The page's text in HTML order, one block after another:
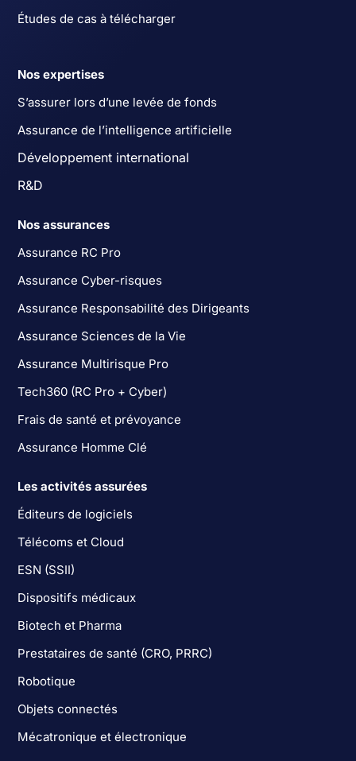
Études de cas à télécharger
Nos expertises
S’assurer lors d’une levée de fonds
Assurance de l’intelligence artificielle
Développement international
R&D
Nos assurances
Assurance RC Pro
Assurance Cyber-risques
Assurance Responsabilité des Dirigeants
Assurance Sciences de la Vie
Assurance Multirisque Pro
Tech360 (RC Pro + Cyber)
Frais de santé et prévoyance
Assurance Homme Clé
Les activités assurées
Éditeurs de logiciels
Télécoms et Cloud
ESN (SSII)
Dispositifs médicaux
Biotech et Pharma
Prestataires de santé (CRO, PRRC)
Robotique
Objets connectés
Mécatronique et électronique